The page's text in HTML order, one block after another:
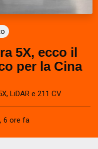
5X, ecco il
per la Cina
LiDAR e 211 CV
, 6 ore fa